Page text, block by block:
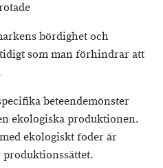
bördighet och
som man förhindrar att
beteendemönster
ekologiska produktionen.
ekologiskt foder är